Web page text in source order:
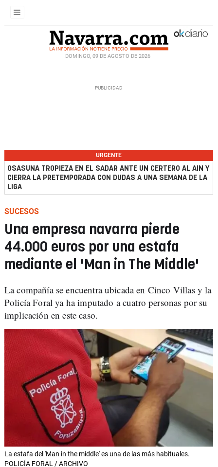
DOMINGO, 09 DE AGOSTO DE 2026
URGENTE
OSASUNA TROPIEZA EN EL SADAR ANTE UN CERTERO AL AIN Y
CIERRA LA PRETEMPORADA CON DUDAS A UNA SEMANA DE LA
LIGA
SUCESOS
Una empresa navarra pierde
44.000 euros por una estafa
mediante el 'Man in The Middle'
La compañía se encuentra ubicada en Cinco Villas y la
Policía Foral ya ha imputado a cuatro personas por su
implicación en este caso.
La estafa del 'Man in the middle' es una de las más habituales.
POLICÍA FORAL / ARCHIVO